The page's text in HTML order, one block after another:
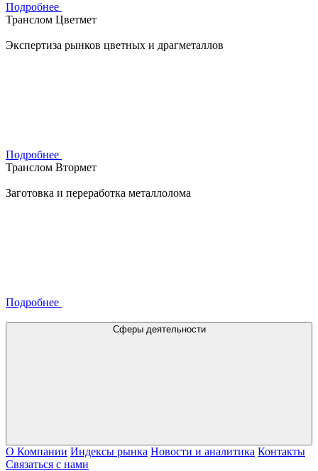
Подробнее
Транслом Цветмет
Экспертиза рынков цветных и драгметаллов
Подробнее
Транслом Втормет
Заготовка и переработка металлолома
Подробнее
Сферы деятельности
О Компании Индексы рынка Новости и аналитика Контакты
Связаться с нами